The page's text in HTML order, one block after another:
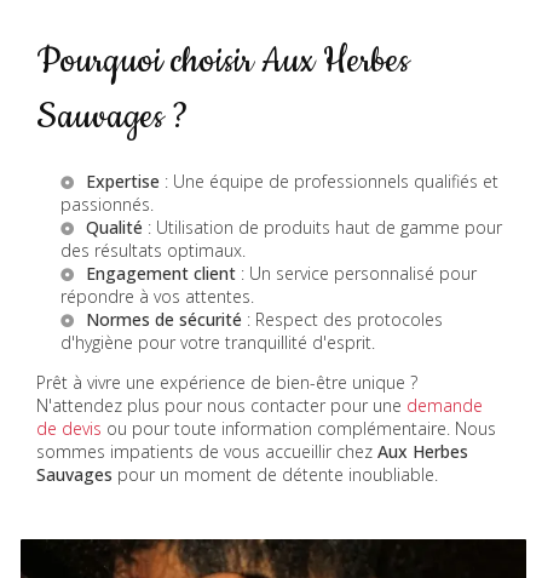
Pourquoi choisir Aux Herbes
Sauvages ?
Expertise : Une équipe de professionnels qualifiés et
passionnés.
Qualité : Utilisation de produits haut de gamme pour
des résultats optimaux.
Engagement client : Un service personnalisé pour
répondre à vos attentes.
Normes de sécurité : Respect des protocoles
d'hygiène pour votre tranquillité d'esprit.
Prêt à vivre une expérience de bien-être unique ?
N'attendez plus pour nous contacter pour une demande
de devis ou pour toute information complémentaire. Nous
sommes impatients de vous accueillir chez Aux Herbes
Sauvages pour un moment de détente inoubliable.